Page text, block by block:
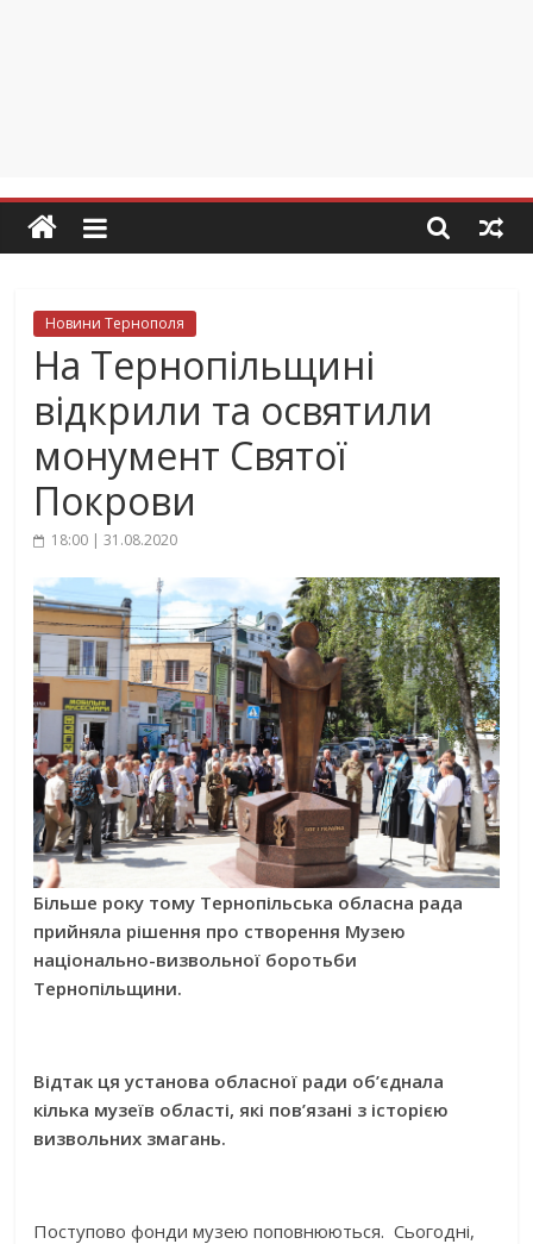
Новини Тернополя
На Тернопільщині
відкрили та освятили
монумент Святої
Покрови
18:00 | 31.08.2020
Більше року тому Тернопільська обласна рада
прийняла рішення про створення Музею
національно-визвольної боротьби
Тернопільщини.
Відтак ця установа обласної ради об’єднала
кілька музеїв області, які пов’язані з історією
визвольних змагань.
Поступово фонди музею поповнюються. Сьогодні,